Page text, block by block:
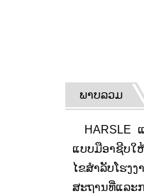
ພາບລວມ
HARSLE
ແບບມືອາຊີບໃ
ໄຂສໍາລັບໂຮງ
ສະຖານທີ່ແລະ